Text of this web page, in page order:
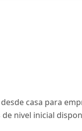
casa para
de nivel inicial